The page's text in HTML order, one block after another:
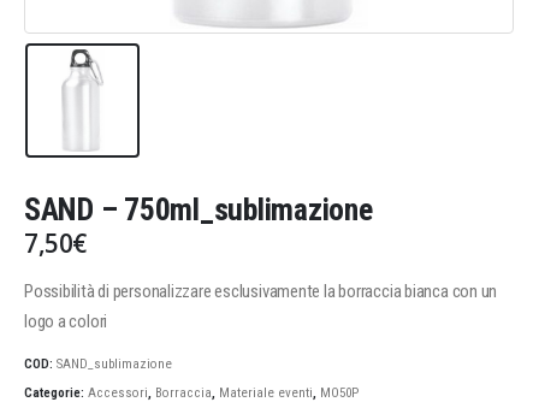
SAND – 750ml_sublimazione
7,50€
Possibilità di personalizzare esclusivamente la borraccia bianca con un
logo a colori
COD: SAND_sublimazione
Categorie: Accessori Borraccia Materiale eventi MO50P